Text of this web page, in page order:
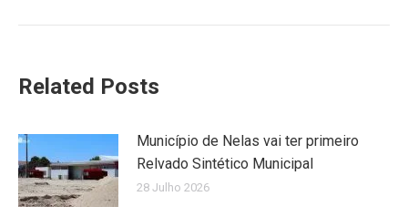
Related Posts
Município de Nelas vai ter primeiro
Relvado Sintético Municipal
28 Julho 2026